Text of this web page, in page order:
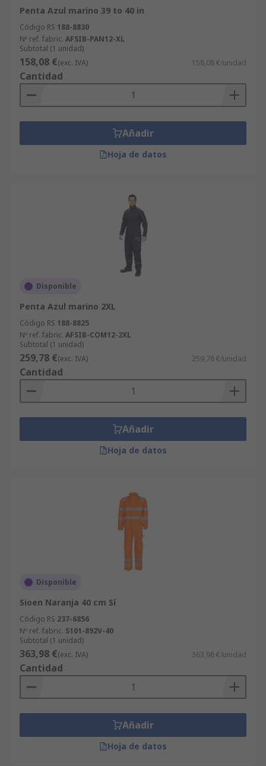
Penta Azul marino 39 to 40 in
Código RS 188-8830
Nº ref. fabric. AFSIB-PAN12-XL
Subtotal (1 unidad)
158,08 €(exc. IVA) 158,08 €/unidad
Cantidad
Añadir
Hoja de datos
Disponible
Penta Azul marino 2XL
Código RS 188-8825
Nº ref. fabric. AFSIB-COM12-2XL
Subtotal (1 unidad)
259,78 €(exc. IVA) 259,78 €/unidad
Cantidad
Añadir
Hoja de datos
Disponible
Sioen Naranja 40 cm Sí
Código RS 237-6856
Nº ref. fabric. S101-892V-40
Subtotal (1 unidad)
363,98 €(exc. IVA) 363,98 €/unidad
Cantidad
Añadir
Hoja de datos